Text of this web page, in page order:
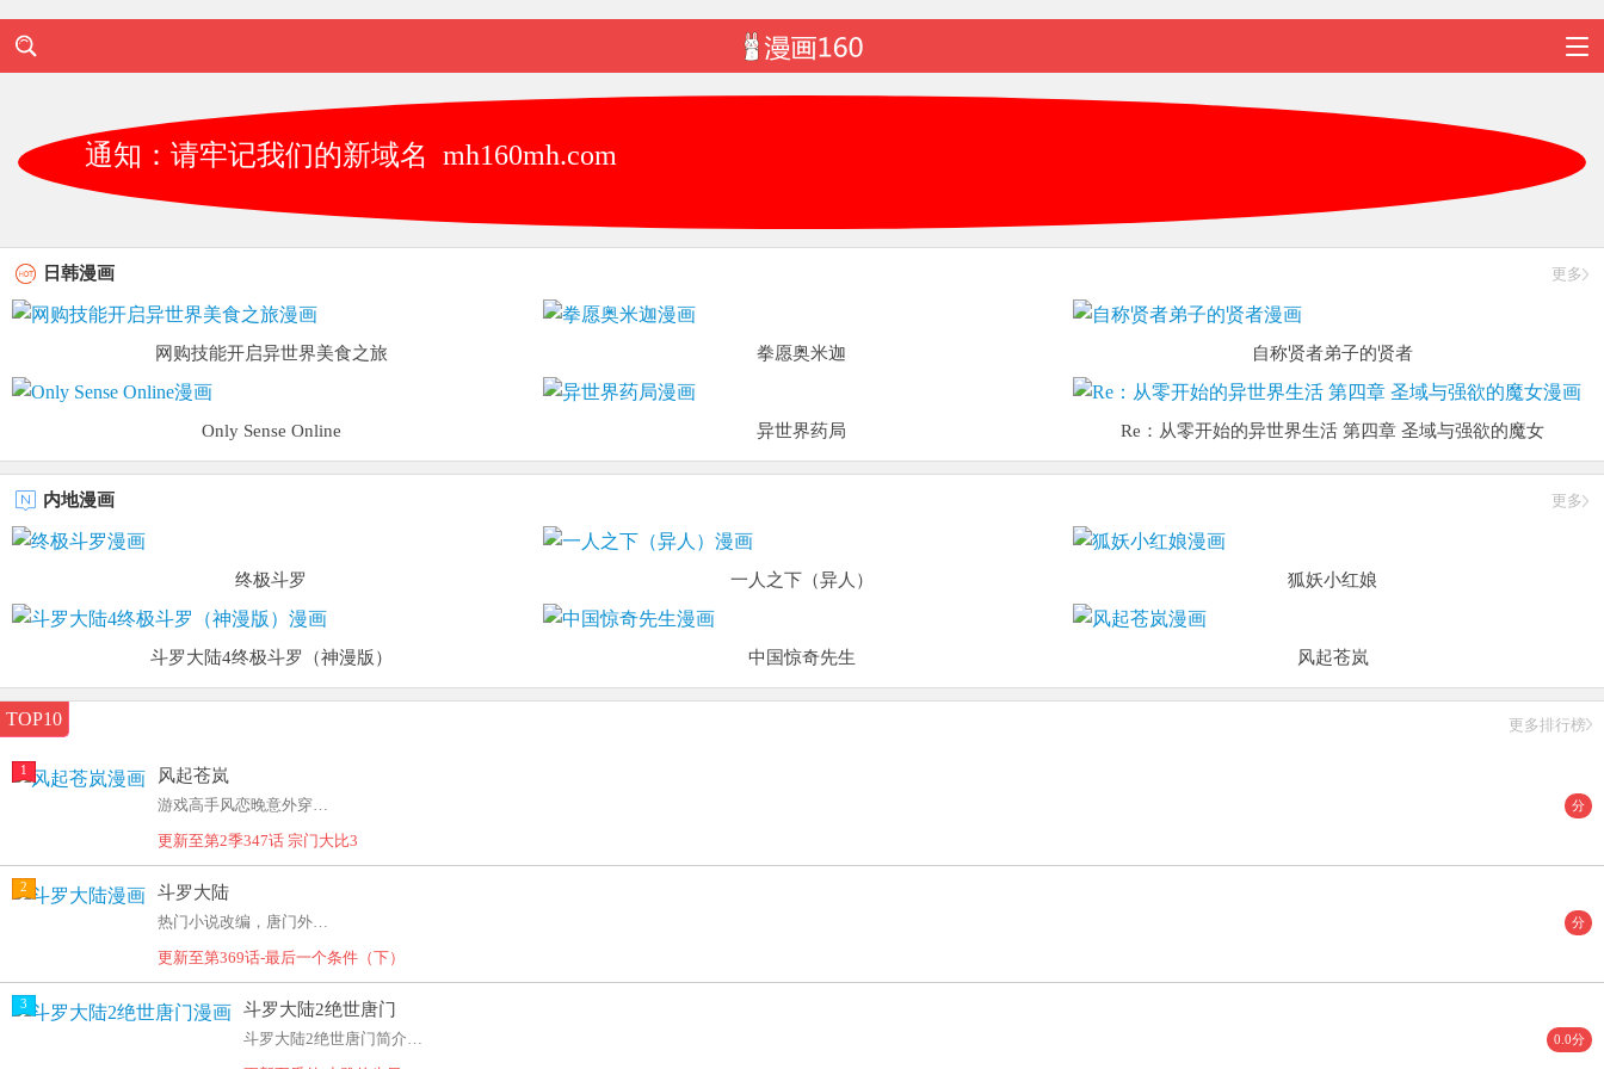
排行
通知：请牢记我们的新域名 mh160mh.com
日韩漫画 更多
网购技能开启异世界美食之旅 拳愿奥米迦 自称贤者弟子的贤者
Only Sense Online 异世界药局 Re：从零开始的异世界生活 第四章 圣域与强欲的魔女
内地漫画 更多
终极斗罗 一人之下（异人） 狐妖小红娘
斗罗大陆4终极斗罗（神漫版） 中国惊奇先生 风起苍岚
TOP10 更多排行榜
1 风起苍岚
游戏高手风恋晚意外穿越到修真世界一路升级的故事。虽然是老套的网游穿越故事，但这次的主角却是一个萝莉身
更新至第2季347话 宗门大比3
分
2 斗罗大陆
热门小说改编，唐门外门弟子唐三，因偷学内门绝学为唐门所不容，跳崖明志时却来到了另一个世界，一个属于武
更新至第369话-最后一个条件（下）
分
3 斗罗大陆2绝世唐门
斗罗大陆2绝世唐门简介：这里没有魔法，没有斗气，没有武术，却有武魂。唐门创立万年之后的斗罗大陆上，唐
0.0分